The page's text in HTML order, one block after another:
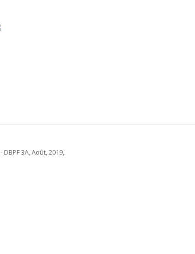
3A, Août, 2019,